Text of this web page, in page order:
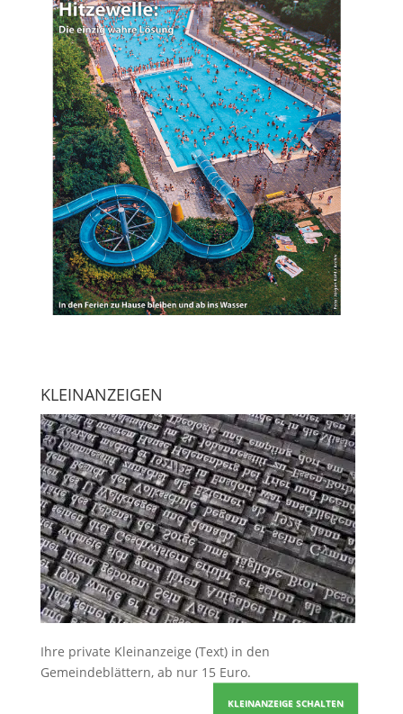
KLEINANZEIGEN
Ihre private Kleinanzeige (Text) in den
Gemeindeblättern, ab nur 15 Euro.
KLEINANZEIGE SCHALTEN